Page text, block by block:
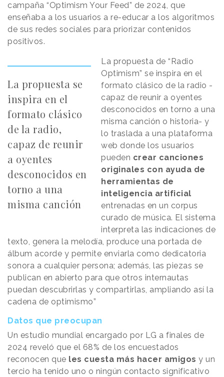
campaña “Optimism Your Feed” de 2024, que
enseñaba a los usuarios a re-educar a los algoritmos
de sus redes sociales para priorizar contenidos
positivos.
La propuesta se
inspira en el
formato clásico
de la radio,
capaz de reunir
a oyentes
desconocidos en
torno a una
misma canción
La propuesta de “Radio
Optimism” se inspira en el
formato clásico de la radio -
capaz de reunir a oyentes
desconocidos en torno a una
misma canción o historia- y
lo traslada a una plataforma
web donde los usuarios
pueden crear canciones
originales con ayuda de
herramientas de
inteligencia artificial
entrenadas en un corpus
curado de música. El sistema
interpreta las indicaciones de
texto, genera la melodía, produce una portada de
álbum acorde y permite enviarla como dedicatoria
sonora a cualquier persona; además, las piezas se
publican en abierto para que otros internautas
puedan descubrirlas y compartirlas, ampliando así la
cadena de optimismo”
Datos que preocupan
Un estudio mundial encargado por LG a finales de
2024 reveló que el 68% de los encuestados
reconocen que les cuesta más hacer amigos y un
tercio ha tenido uno o ningún contacto significativo